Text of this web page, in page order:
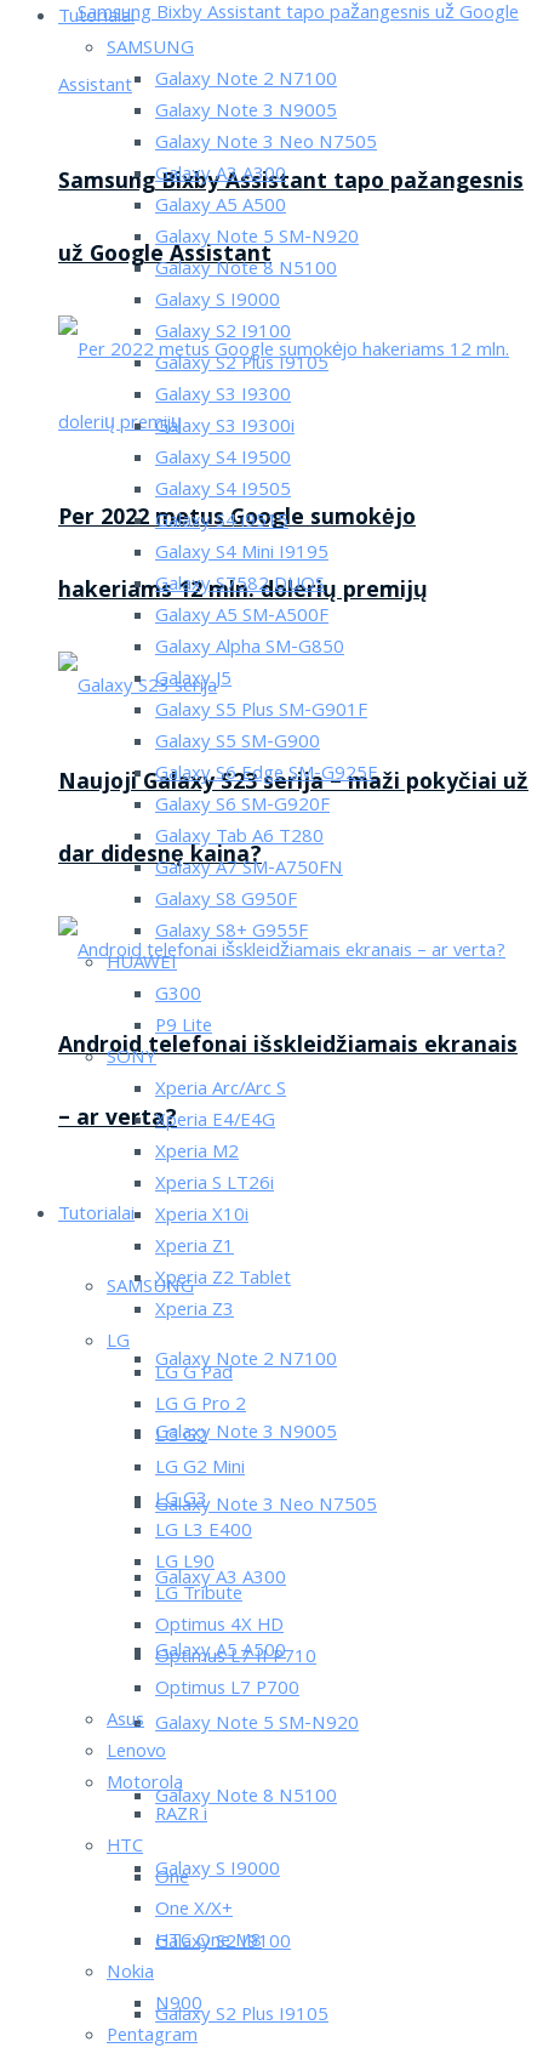
Samsung Bixby Assistant tapo pažangesnis
už Google Assistant
Per 2022 metus Google sumokėjo
hakeriams 12 mln. dolerių premijų
Naujoji Galaxy S23 serija – maži pokyčiai už
dar didesnę kaina?
Android telefonai išskleidžiamais ekranais
– ar verta?
Tutorialai
SAMSUNG
Galaxy Note 2 N7100
Galaxy Note 3 N9005
Galaxy Note 3 Neo N7505
Galaxy A3 A300
Galaxy A5 A500
Galaxy Note 5 SM-N920
Galaxy Note 8 N5100
Galaxy S I9000
Galaxy S2 I9100
Galaxy S2 Plus I9105
Tutorialai
SAMSUNG
Galaxy Note 2 N7100
Galaxy Note 3 N9005
Galaxy Note 3 Neo N7505
Galaxy A3 A300
Galaxy A5 A500
Galaxy Note 5 SM-N920
Galaxy Note 8 N5100
Galaxy S I9000
Galaxy S2 I9100
Galaxy S2 Plus I9105
Galaxy S3 I9300
Galaxy S3 I9300i
Galaxy S4 I9500
Galaxy S4 I9505
Galaxy S4 i9515
Galaxy S4 Mini I9195
Galaxy S7582 DUOS
Galaxy A5 SM-A500F
Galaxy Alpha SM-G850
Galaxy J5
Galaxy S5 Plus SM-G901F
Galaxy S5 SM-G900
Galaxy S6 Edge SM-G925F
Galaxy S6 SM-G920F
Galaxy Tab A6 T280
Galaxy A7 SM-A750FN
Galaxy S8 G950F
Galaxy S8+ G955F
HUAWEI
G300
P9 Lite
SONY
Xperia Arc/Arc S
Xperia E4/E4G
Xperia M2
Xperia S LT26i
Xperia X10i
Xperia Z1
Xperia Z2 Tablet
Xperia Z3
LG
LG G Pad
LG G Pro 2
LG G2
LG G2 Mini
LG G3
LG L3 E400
LG L90
LG Tribute
Optimus 4X HD
Optimus L7 II P710
Optimus L7 P700
Asus
Lenovo
Motorola
RAZR i
HTC
One
One X/X+
HTC One M8
Nokia
N900
Pentagram